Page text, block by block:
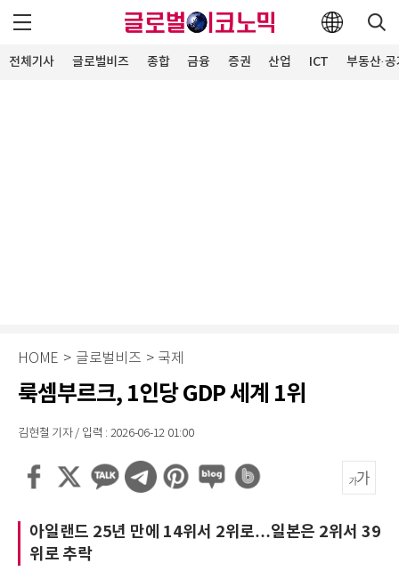
전체기사 글로벌비즈 종합 금융 증권 산업 ICT 부동산·
HOME > 글로벌비즈 > 국제
룩셈부르크, 1인당 GDP 세계 1위
김현철 기자 / 입력 : 2026-06-12 01:00
아일랜드 25년 만에 14위서 2위로…일본은 2위서 39
위로 추락